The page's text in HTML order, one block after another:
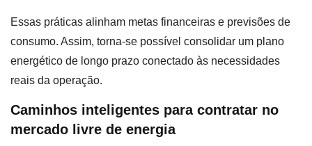
Essas práticas alinham metas financeiras e previsões de
consumo. Assim, torna-se possível consolidar um plano
energético de longo prazo conectado às necessidades
reais da operação.
Caminhos inteligentes para contratar no
mercado livre de energia